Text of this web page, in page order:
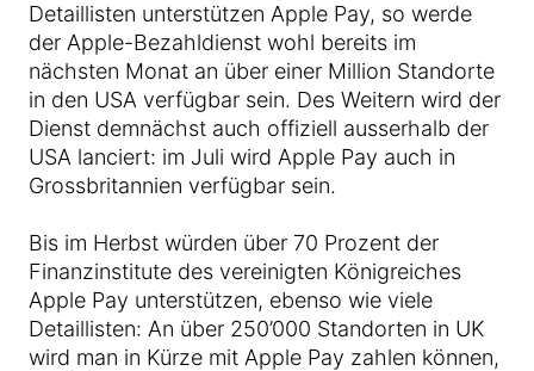
Detaillisten unterstützen Apple Pay, so werde
der Apple-Bezahldienst wohl bereits im
nächsten Monat an über einer Million Standorte
in den USA verfügbar sein. Des Weitern wird der
Dienst demnächst auch offiziell ausserhalb der
USA lanciert: im Juli wird Apple Pay auch in
Grossbritannien verfügbar sein.
Bis im Herbst würden über 70 Prozent der
Finanzinstitute des vereinigten Königreiches
Apple Pay unterstützen, ebenso wie viele
Detaillisten: An über 250’000 Standorten in UK
wird man in Kürze mit Apple Pay zahlen können,